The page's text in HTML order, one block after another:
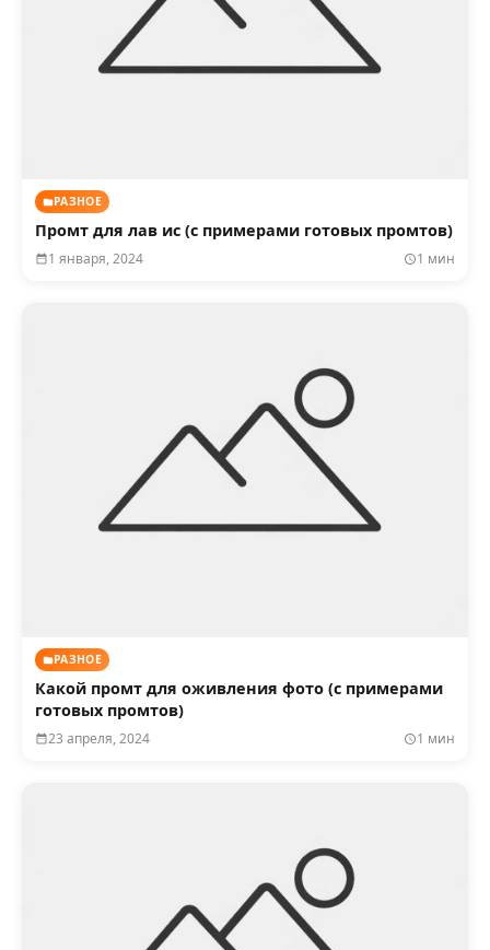
РАЗНОЕ
Промт для лав ис (с примерами готовых промтов)
1 января, 2024 1 мин
РАЗНОЕ
Какой промт для оживления фото (с примерами
готовых промтов)
23 апреля, 2024 1 мин